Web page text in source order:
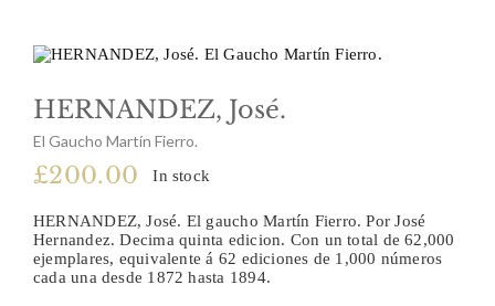
About
Catalogues
HERNANDEZ, José.
El Gaucho Martín Fierro.
£200.00 In stock
HERNANDEZ, José. El gaucho Martín Fierro. Por José
Hernandez. Decima quinta edicion. Con un total de 62,000
ejemplares, equivalente á 62 ediciones de 1,000 números
cada una desde 1872 hasta 1894.